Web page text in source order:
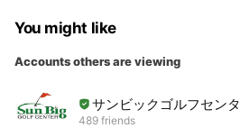
You might like
Accounts others are viewing
サンビックゴルフセン
489 friends